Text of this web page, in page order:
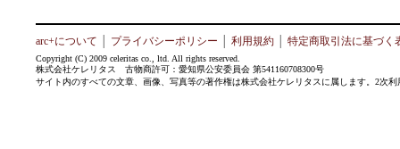
arc+について プライバシーポリシー 利用規約 特定商取引法に基づく
Copyright (C) 2009 celeritas co., ltd. All rights reserved.
株式会社ケレリタス 古物商許可：愛知県公安委員会 第541160708300号
サイト内のすべての文章、画像、写真等の著作権は株式会社ケレリタスに属します。2次